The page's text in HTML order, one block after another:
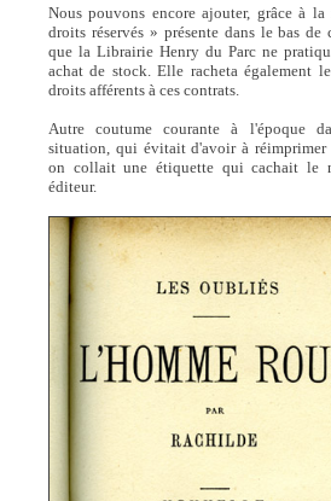
Nous pouvons encore ajouter, grâce à
droits réservés » présente dans le bas de
que la Librairie Henry du Parc ne
achat de stock. Elle racheta également
droits afférents à ces contrats.
Autre coutume courante à l'époque
situation, qui évitait d'avoir à réimprimer
on collait une étiquette qui cachait le
éditeur.